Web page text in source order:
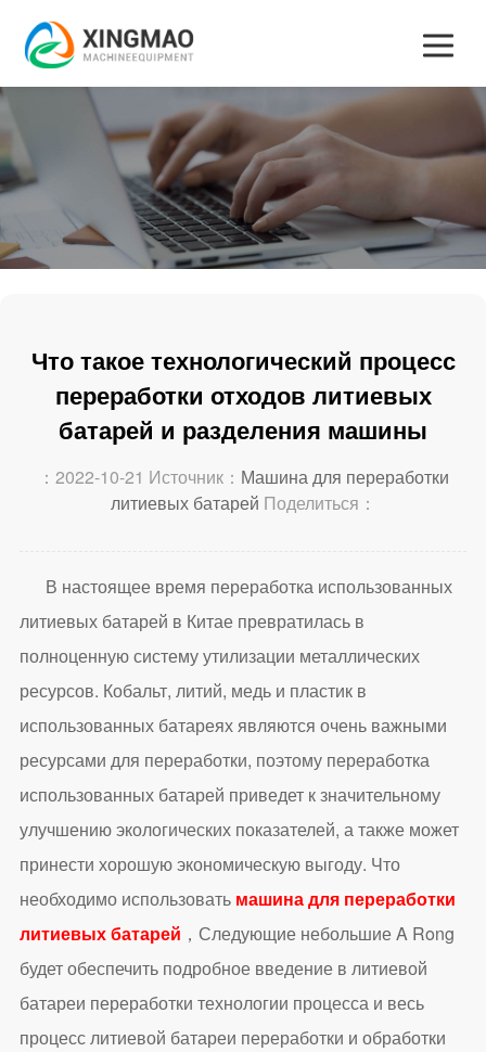
Что такое технологический процесс
переработки отходов литиевых
батарей и разделения машины
：2022-10-21 Источник： Машина для переработки
литиевых батарей Поделиться：
В настоящее время переработка использованных
литиевых батарей в Китае превратилась в
полноценную систему утилизации металлических
ресурсов. Кобальт, литий, медь и пластик в
использованных батареях являются очень важными
ресурсами для переработки, поэтому переработка
использованных батарей приведет к значительному
улучшению экологических показателей, а также может
принести хорошую экономическую выгоду. Что
необходимо использовать машина для переработки
литиевых батарей ，Следующие небольшие A Rong
будет обеспечить подробное введение в литиевой
батареи переработки технологии процесса и весь
процесс литиевой батареи переработки и обработки